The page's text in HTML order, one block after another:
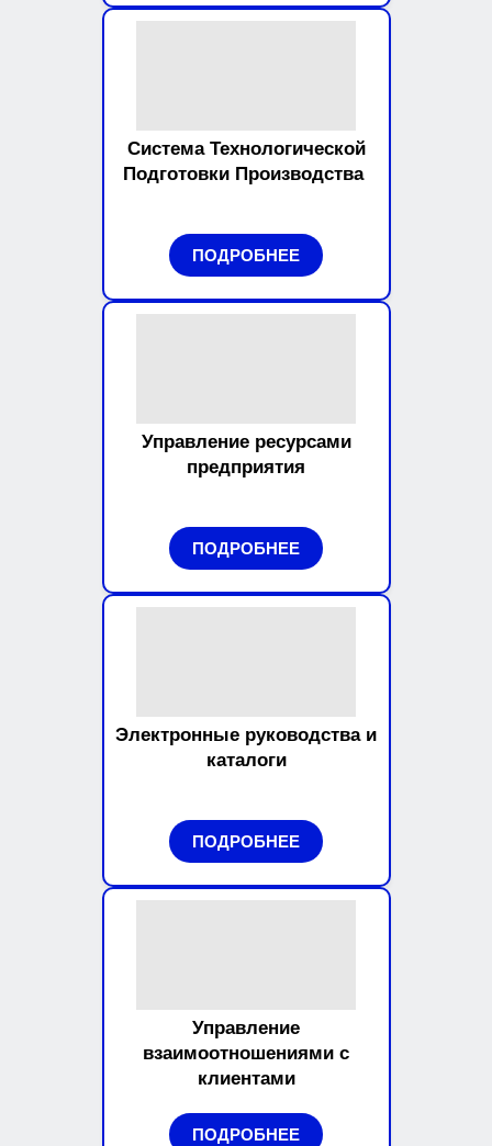
Система Технологической
Подготовки Производства
ПОДРОБНЕЕ
Управление ресурсами
предприятия
ПОДРОБНЕЕ
Электронные руководства и
каталоги
ПОДРОБНЕЕ
Управление
взаимоотношениями с
клиентами
ПОДРОБНЕЕ